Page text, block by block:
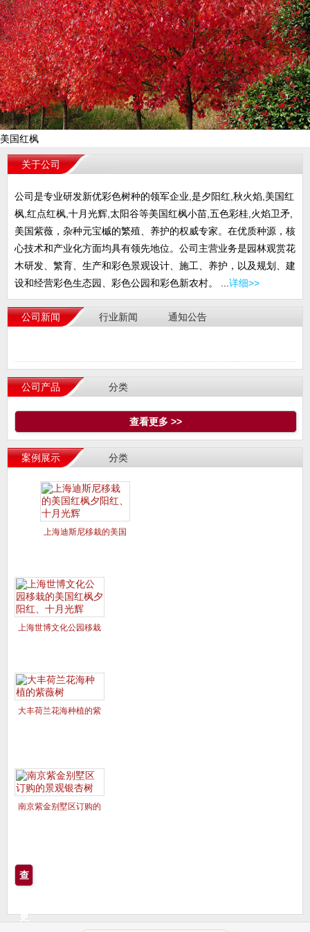
美国红枫
关于公司
公司是专业研发新优彩色树种的领军企业,是夕阳红,秋火焰,美国红
枫,红点红枫,十月光辉,太阳谷等美国红枫小苗,五色彩桂,火焰卫矛,
美国紫薇，杂种元宝槭的繁殖、养护的权威专家。在优质种源，核
心技术和产业化方面均具有领先地位。公司主营业务是园林观赏花
木研发、繁育、生产和彩色景观设计、施工、养护，以及规划、建
设和经营彩色生态园、彩色公园和彩色新农村。 ...详细>>
公司新闻 行业新闻 通知公告
公司产品 分类
查看更多 >>
案例展示 分类
上海迪斯尼移栽的美国
上海世博文化公园移栽
大丰荷兰花海种植的紫
南京紫金别墅区订购的
查
更